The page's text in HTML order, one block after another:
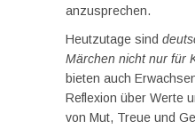
anzusprechen.
Heutzutage sind
Märchen nicht nur für
bieten auch
Reflexion über Werte
von Mut, Treue und